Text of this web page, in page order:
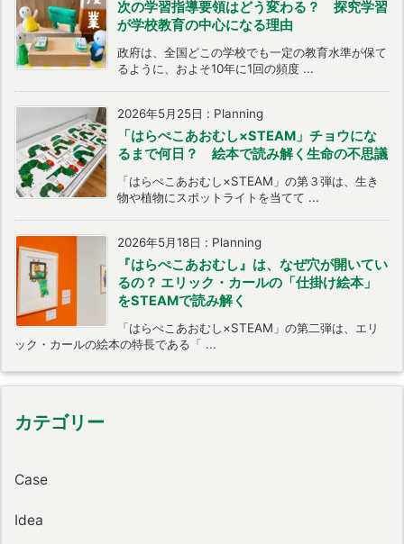
次の学習指導要領はどう変わる？ 探究学習
が学校教育の中心になる理由
政府は、全国どこの学校でも一定の教育水準が保て
るように、およそ10年に1回の頻度 ...
2026年5月25日 : Planning
「はらぺこあおむし×STEAM」チョウにな
るまで何日？ 絵本で読み解く生命の不思議
「はらぺこあおむし×STEAM」の第３弾は、生き
物や植物にスポットライトを当てて ...
2026年5月18日 : Planning
『はらぺこあおむし』は、なぜ穴が開いてい
るの？ エリック・カールの「仕掛け絵本」
をSTEAMで読み解く
「はらぺこあおむし×STEAM」の第二弾は、エリ
ック・カールの絵本の特長である「 ...
カテゴリー
Case
Idea